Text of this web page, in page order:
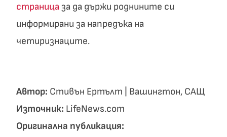
страницаза да държи роднините си
информирани за напредъка на
четиризнаците.
Автор: Стивън Ертълт | Вашингтон, САЩ
Източник: LifeNews.com
Оригинална публикация: